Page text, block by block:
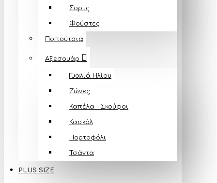
Σορτς
Φούστες
Παπούτσια
Αξεσουάρ
Γυαλιά Ηλίου
Ζώνες
Καπέλα - Σκούφοι
Κασκόλ
Πορτοφόλι
Τσάντα
PLUS SIZE